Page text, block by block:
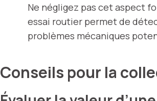
Ne négligez pas cet aspect
essai routier permet de
problèmes mécaniques
Conseils pour la